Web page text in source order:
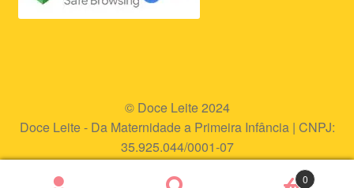
© Doce Leite 2024
Doce Leite - Da Maternidade a Primeira Infância | CNPJ:
35.925.044/0001-07
0